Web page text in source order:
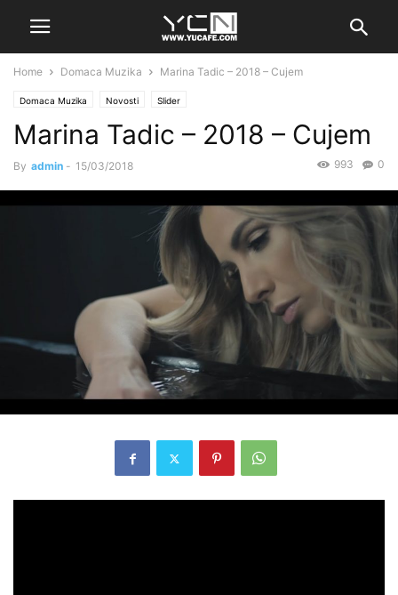
Home Domaca Muzika Marina Tadic – 2018 – Cujem
Domaca Muzika Novosti Slider
Marina Tadic – 2018 – Cujem
By admin - 15/03/2018 0
993